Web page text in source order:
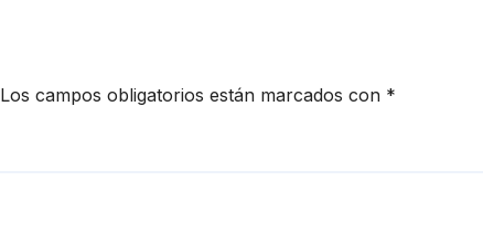
Los campos obligatorios están marcados con *